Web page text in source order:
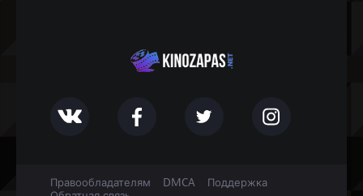
Правообладателям DMCA
Поддержка